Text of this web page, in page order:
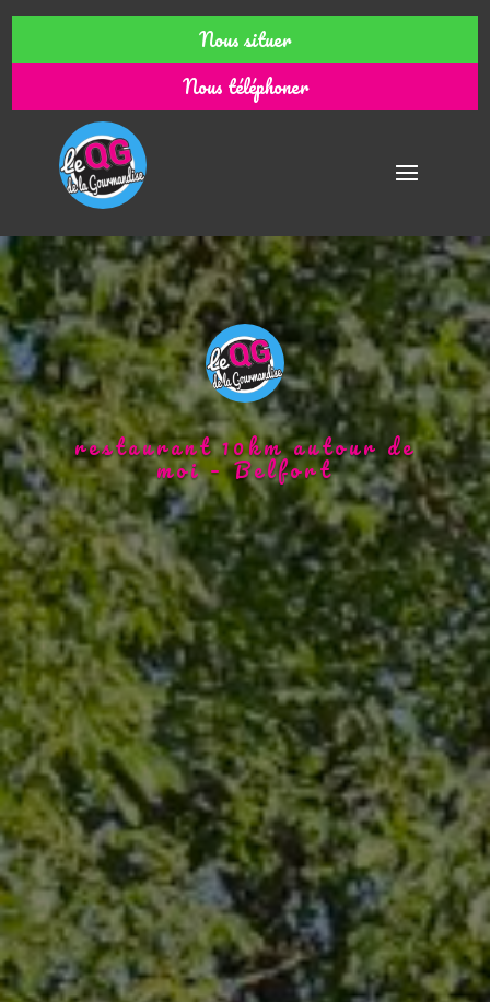
Nous situer
Nous téléphoner
restaurant 10km autour de
moi – Belfort